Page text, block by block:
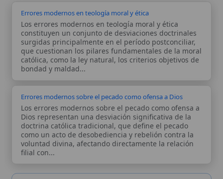
voluntad divina, afectando directamente la relación
Autor:Comité editorial
Artículo supervisado por el Comité
editorial de Wikitólica. Las afirmaciones
usando fuentes catolicas: escritos
patrísticos, de santos, artículos
teológicos, documentos históricos, actas
de concilios, encíclicas, fuentes
magisteriales y documentos oficiales de
la Iglesia.Proceso editorial →